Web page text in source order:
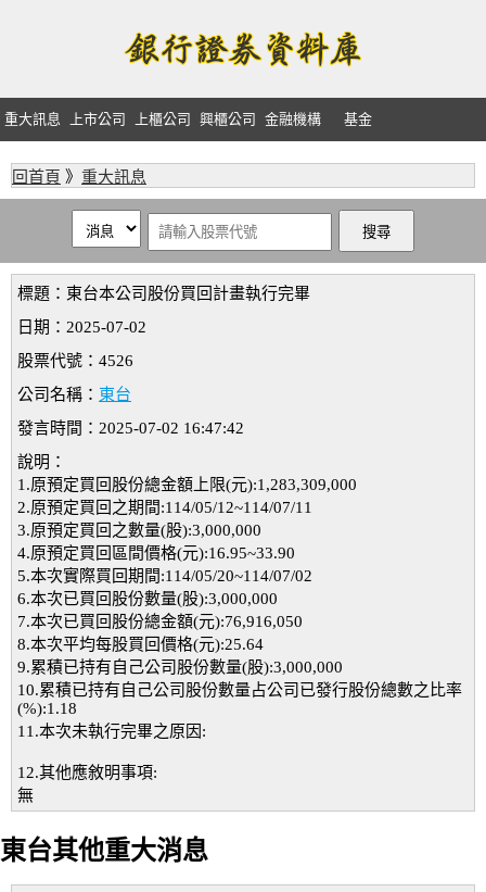
重大訊息 上市公司 上櫃公司 興櫃公司 金融機構 基金
回首頁 》 重大訊息
標題：東台本公司股份買回計畫執行完畢
日期：2025-07-02
股票代號：4526
公司名稱： 東台
發言時間：2025-07-02 16:47:42
說明：
1.原預定買回股份總金額上限(元):1,283,309,000
2.原預定買回之期間:114/05/12~114/07/11
3.原預定買回之數量(股):3,000,000
4.原預定買回區間價格(元):16.95~33.90
5.本次實際買回期間:114/05/20~114/07/02
6.本次已買回股份數量(股):3,000,000
7.本次已買回股份總金額(元):76,916,050
8.本次平均每股買回價格(元):25.64
9.累積已持有自己公司股份數量(股):3,000,000
10.累積已持有自己公司股份數量占公司已發行股份總數之比率
(%):1.18
11.本次未執行完畢之原因:
12.其他應敘明事項:
無
東台其他重大消息